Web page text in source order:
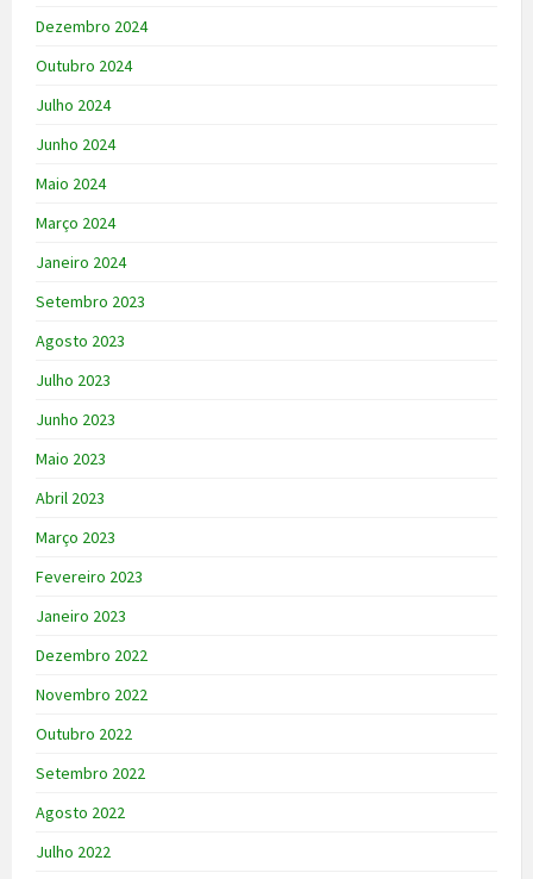
Dezembro 2024
Outubro 2024
Julho 2024
Junho 2024
Maio 2024
Março 2024
Janeiro 2024
Setembro 2023
Agosto 2023
Julho 2023
Junho 2023
Maio 2023
Abril 2023
Março 2023
Fevereiro 2023
Janeiro 2023
Dezembro 2022
Novembro 2022
Outubro 2022
Setembro 2022
Agosto 2022
Julho 2022